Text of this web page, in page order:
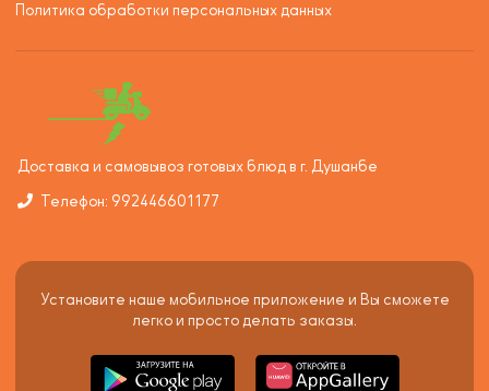
Политика обработки персональных данных
Доставка и самовывоз готовых блюд в г. Душанбе
Телефон: 992446601177
Установите наше мобильное приложение и Вы сможете
легко и просто делать заказы.